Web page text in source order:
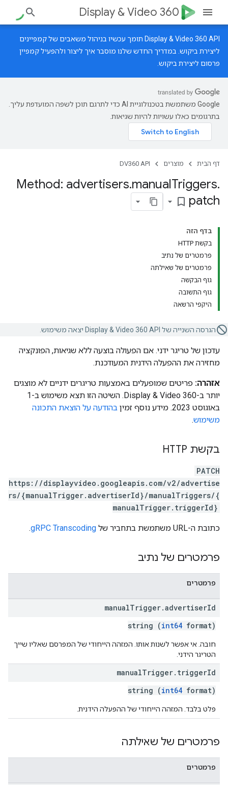
Display & Video 360
‫Display & Video 360 API תומך עכשיו בניהול משאבים של קמפיינים
ליצירת ביקוש. במדריך החדש שלנו מוסבר איך ליצור ולהפעיל קמפיין
פרסום ליצירת ביקוש.
‫Google משתמשת בטכנולוגיית AI כדי לתרגם תוכן לשפה המועדפת עליך.
בתרגומים כאלו עשויות להיות שגיאות.
דף הבית מוצרים DV360 API
Method: advertisers.manualTriggers.
patch
bookmark_border
בדף הזה
בקשת HTTP
פרמטרים של נתיב
פרמטרים של שאילתה
גוף הבקשה
גוף התשובה
היקפי הרשאה
הגרסה השנייה של Display & Video 360 API יצאה משימוש.
עדכון של טריגר ידני. אם הפעולה בוצעה ללא שגיאות, הפונקציה
מחזירה את ההפעלה הידנית המעודכנת.
אזהרה: פריטים שמופעלים באמצעות טריגרים ידניים לא מוצגים
יותר ב-Display & Video 360. השיטה הזו תצא משימוש ב-1
באוגוסט 2023. מידע נוסף זמין
בהודעה על הוצאת התכונה
משימוש.
בקשת HTTP
PATCH
https://displayvideo.googleapis.com/v2/advertise
rs/{manualTrigger.advertiserId}/manualTriggers/{
manualTrigger.triggerId}
כתובת ה-URL משתמשת בתחביר של gRPC Transcoding
.
פרמטרים של נתיב
פרמטרים
manualTrigger.advertiserId
string (int64 format)
חובה. אי אפשר לשנות אותו. המזהה הייחודי של המפרסם שאליו שייך
הטריגר הידני.
manualTrigger. triggerId
string (int64 format)
פלט בלבד. המזהה הייחודי של ההפעלה הידנית.
פרמטרים של שאילתה
פרמטרים